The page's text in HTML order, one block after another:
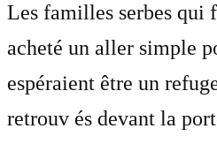
Les familles serbes qui
acheté un aller simple
espéraient être un
retrouv és devant la